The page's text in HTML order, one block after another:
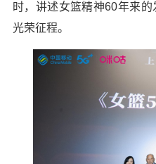
时，讲述女篮精神60年来
光荣征程。